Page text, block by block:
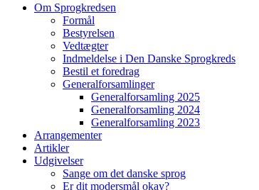
Om Sprogkredsen
Formål
Bestyrelsen
Vedtægter
Indmeldelse i Den Danske Sprogkreds
Bestil et foredrag
Generalforsamlinger
Generalforsamling 2025
Generalforsamling 2024
Generalforsamling 2023
Arrangementer
Artikler
Udgivelser
Sange om det danske sprog
Er dit modersmål okay?